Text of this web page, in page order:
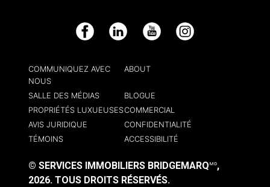
Facebook LinkedIn YouTube Instagram
COMMUNIQUEZ AVEC
NOUS
ABOUT
SALLE DES MÉDIAS
BLOGUE
PROPRIÉTÉS LUXUEUSESCOMMERCIAL
AVIS JURIDIQUE
CONFIDENTIALITÉ
TÉMOINS
ACCESSIBILITÉ
© SERVICES IMMOBILIERS BRIDGEMARQ MD,
2026. TOUS DROITS RÉSERVÉS.